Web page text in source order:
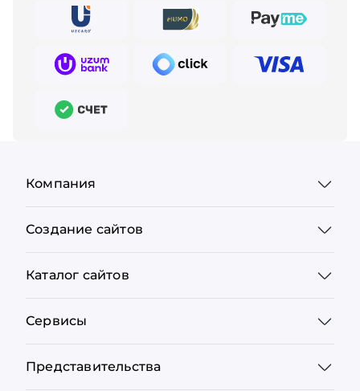
Компания
Создание сайтов
Каталог сайтов
Сервисы
Представительства